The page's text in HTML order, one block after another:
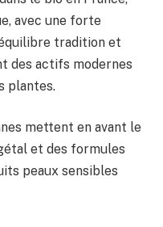
avec une forte
tradition et
des actifs modernes
plantes.
mettent en avant le
et des formules
peaux sensibles